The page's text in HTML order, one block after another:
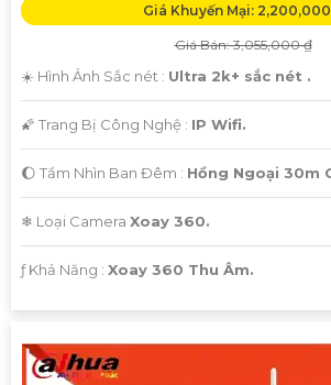
Giá Khuyến Mại:
Giá Bán: 3,055,000 ₫
☀️ Hình Ảnh Sắc nét : Ultra 2k+ sắc nét .
🌠 Trang Bị Công Nghệ : IP Wifi.
🌔 Tầm Nhìn Ban Đêm : Hồng Ngoại 30m
❄ Loại Camera Xoay 360.
️ƒ Khả Năng : Xoay 360 Thu Âm.